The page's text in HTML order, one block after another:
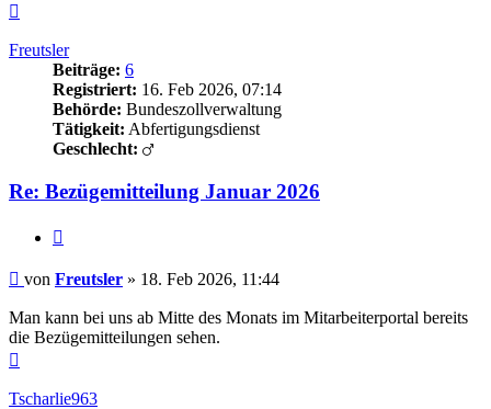
Freutsler
Beiträge: 6
Registriert: 16. Feb 2026, 07:14
Behörde: Bundeszollverwaltung
Tätigkeit: Abfertigungsdienst
Geschlecht:
Re: Bezügemitteilung Januar 2026
Beitrag
von Freutsler » 18. Feb 2026, 11:44
Man kann bei uns ab Mitte des Monats im Mitarbeiterportal bereits
die Bezügemitteilungen sehen.
Tscharlie963